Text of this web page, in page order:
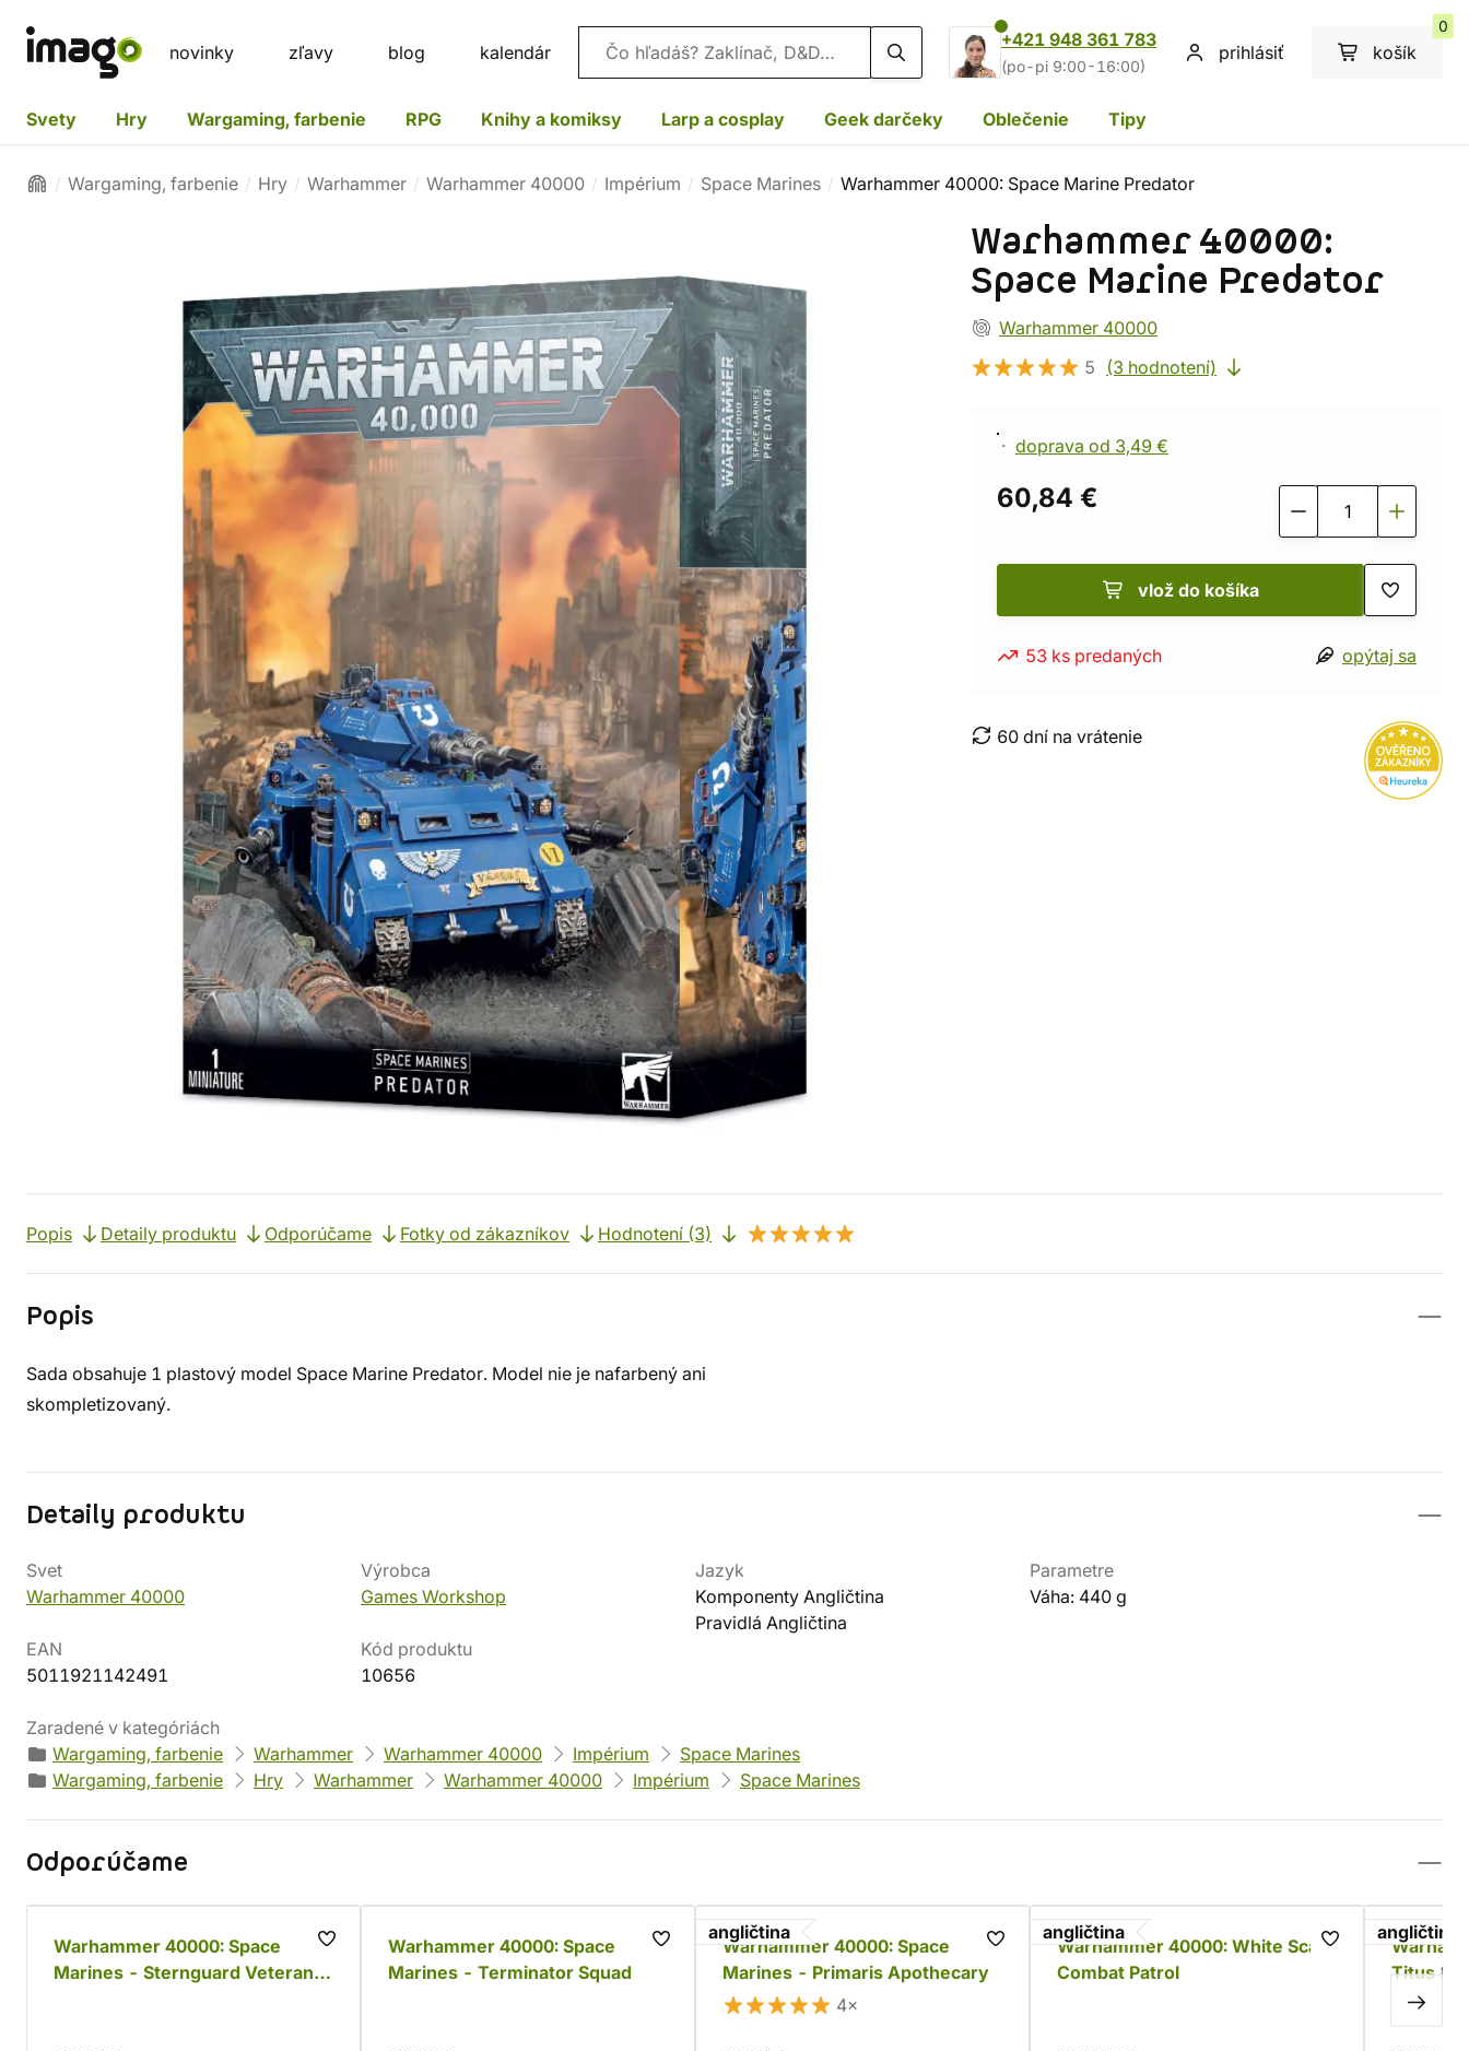
novinky zľavy blog kalendár Vyhľadávanie
+421 948 361 783
(po-pi 9:00-16:00)
prihlásiť košík
0
Svety Hry Wargaming, farbenie RPG Knihy a komiksy Larp a cosplay Geek darčeky Oblečenie Tipy
Wargaming, farbenie Hry Warhammer Warhammer 40000 Impérium Space Marines Warhammer 40000: Space Marine Predator
Warhammer 40000:
Space Marine Predator
Warhammer 40000
5
(3 hodnotení)
doprava od 3,49 €
60,84 €
vlož do košíka
53 ks predaných opýtaj sa
60 dní na vrátenie
Popis Detaily produktu Odporúčame Fotky od zákazníkov Hodnotení (3)
Popis
Sada obsahuje 1 plastový model Space Marine Predator. Model nie je nafarbený ani
skompletizovaný.
Detaily produktu
Svet
Warhammer 40000
Výrobca
Games Workshop
Jazyk
Komponenty Angličtina
Pravidlá Angličtina
Parametre
Váha: 440 g
EAN
5011921142491
Kód produktu
10656
Zaradené v kategóriách
Wargaming, farbenie
Warhammer Warhammer 40000 Impérium
Space Marines
Wargaming, farbenie
Hry Warhammer Warhammer 40000 Impérium Space Marines
Odporúčame
Warhammer 40000: Space
Marines - Sternguard Veteran
Warhammer 40000: Space
Marines - Terminator Squad
angličtina
Warhammer 40000: Space
Marines - Primaris Apothecary
4×
angličtina
Warhammer 40000: White Scars
Combat Patrol
angličtina
Titus &
Ultramar